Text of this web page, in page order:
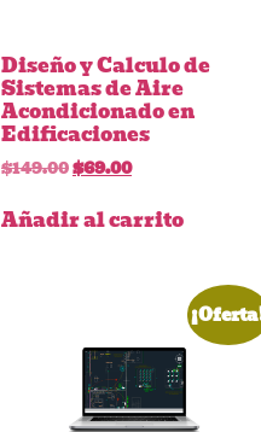
Diseño y Calculo de
Sistemas de Aire
Acondicionado en
Edificaciones
$149.00$69.00
Añadir al carrito